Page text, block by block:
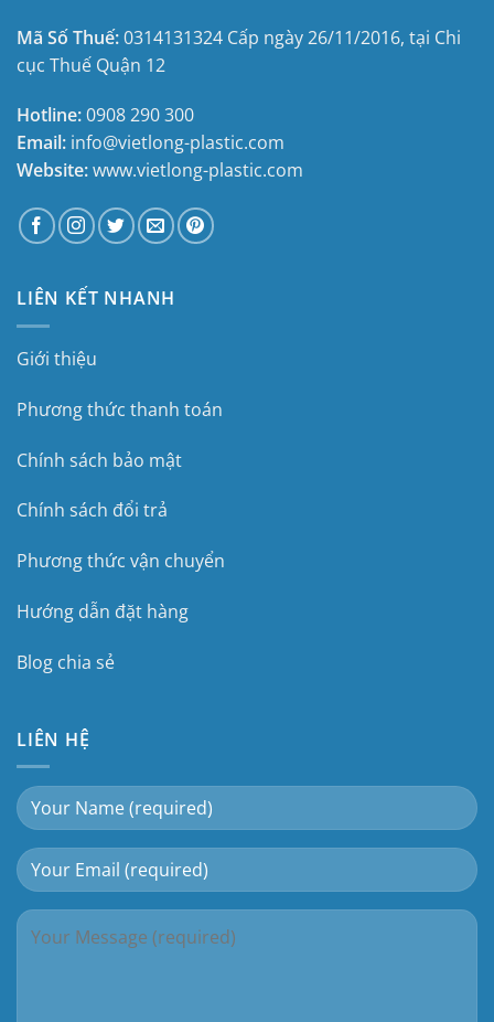
Mã Số Thuế:0314131324 Cấp ngày 26/11/2016, tại Chi
cục Thuế Quận 12
Hotline:0908 290 300
Email: info@vietlong-plastic.com
Website:www.vietlong-plastic.com
LIÊN KẾT NHANH
Giới thiệu
Phương thức thanh toán
Chính sách bảo mật
Chính sách đổi trả
Phương thức vận chuyển
Hướng dẫn đặt hàng
Blog chia sẻ
LIÊN HỆ